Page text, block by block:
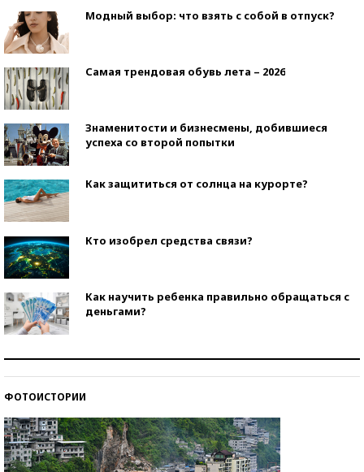
Модный выбор: что взять с собой в отпуск?
Самая трендовая обувь лета – 2026
Знаменитости и бизнесмены, добившиеся
успеха со второй попытки
Как защититься от солнца на курорте?
Кто изобрел средства связи?
Как научить ребенка правильно обращаться с
деньгами?
ФОТОИСТОРИИ